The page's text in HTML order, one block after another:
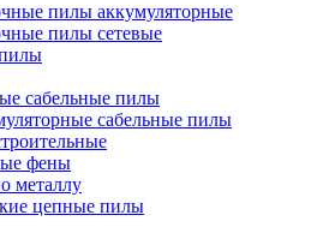
пилы аккумуляторные
пилы сетевые
сабельные пилы
сабельные пилы
фены
металлу
цепные пилы